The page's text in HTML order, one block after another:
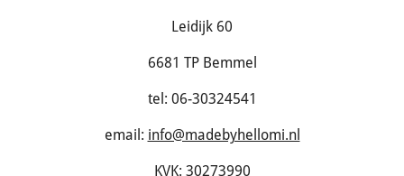
Leidijk 60
6681 TP Bemmel
tel: 06-30324541
email: info@madebyhellomi.nl
KVK: 30273990